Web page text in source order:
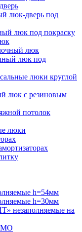
дверь под
люк под покраску
люк
люк под
люки круглой
люк с резиновым
потолок
люки
h=54мм
h=30мм
на